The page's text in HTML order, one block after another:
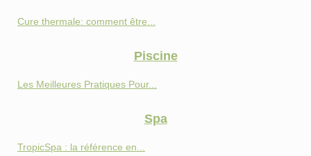
Cure thermale: comment être...
Piscine
Les Meilleures Pratiques Pour...
Spa
TropicSpa : la référence en...